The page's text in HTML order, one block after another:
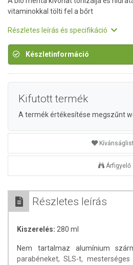
vitaminokkal tölti fel a bőrt
Részletes leírás és specifikáció
Készletinformáció
Kifutott termék
A termék értékesítése megszűnt
Árfigyelő
Részletes leírás
Kiszerelés: 280 ml
Nem tartalmaz alumínium
parabéneket, SLS-t,